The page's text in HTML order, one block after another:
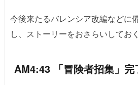
今後来たるバレンシア改編などに
し、ストーリーをおさらいしてお
AM4:43 「冒険者招集」完